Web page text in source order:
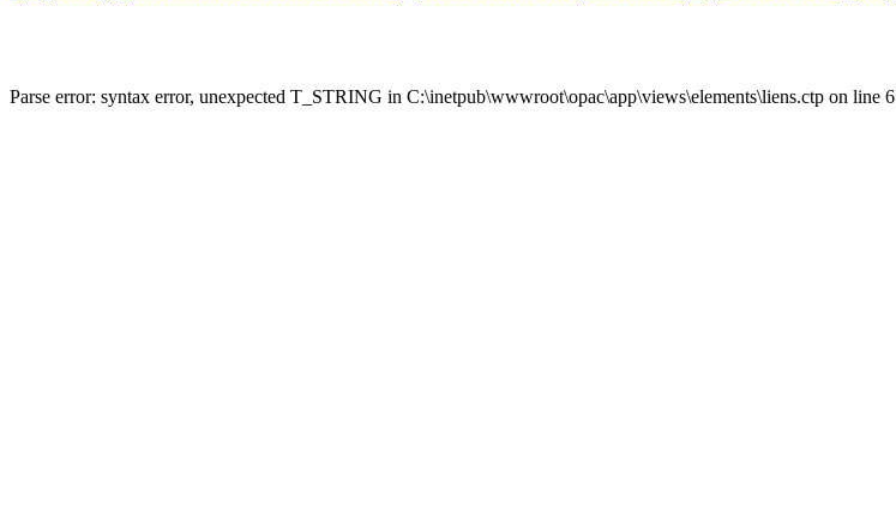
Parse error: syntax error, unexpected T_STRING in C:\inetpub\wwwroot\opac\app\views\elements\liens.ctp on line 6